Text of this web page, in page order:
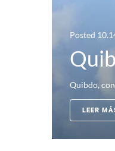
Posted
Quibdo,
LEER